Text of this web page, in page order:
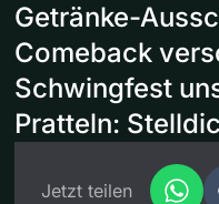
Getränke-
Comeback
Schwingfest
Pratteln:
Jetzt teilen